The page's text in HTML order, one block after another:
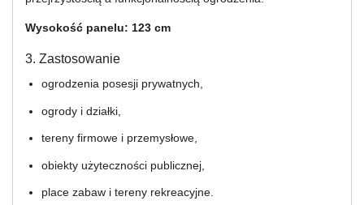
Wysokość panelu: 123 cm
3. Zastosowanie
ogrodzenia posesji prywatnych,
ogrody i działki,
tereny firmowe i przemysłowe,
obiekty użyteczności publicznej,
place zabaw i tereny rekreacyjne.